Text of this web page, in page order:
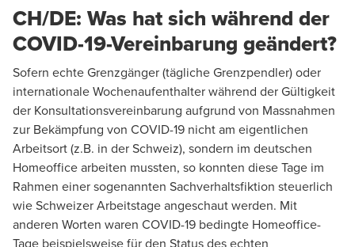
CH/DE: Was hat sich während der
COVID-19-Vereinbarung geändert?
Sofern echte Grenzgänger (tägliche Grenzpendler) oder
internationale Wochenaufenthalter während der Gültigkeit
der Konsultationsvereinbarung aufgrund von Massnahmen
zur Bekämpfung von COVID-19 nicht am eigentlichen
Arbeitsort (z.B. in der Schweiz), sondern im deutschen
Homeoffice arbeiten mussten, so konnten diese Tage im
Rahmen einer sogenannten Sachverhaltsfiktion steuerlich
wie Schweizer Arbeitstage angeschaut werden. Mit
anderen Worten waren COVID-19 bedingte Homeoffice-
Tage beispielsweise für den Status des echten